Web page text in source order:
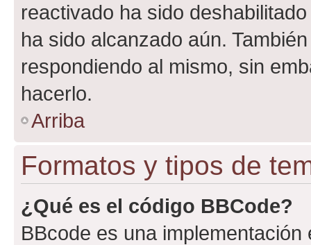
reactivado ha sido
ha sido alcanzado aún.
respondiendo al mismo, sin
hacerlo.
Arriba
Formatos y tipos de
¿Qué es el código BBCode?
BBcode es una